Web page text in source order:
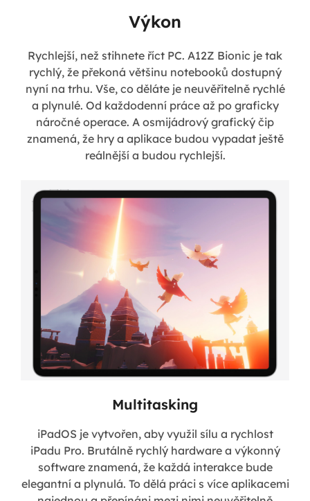
Výkon
Rychlejší, než stihnete říct PC. A12Z Bionic je tak
rychlý, že překoná většinu notebooků dostupný
nyní na trhu. Vše, co děláte je neuvěřitelně rychlé
a plynulé. Od každodenní práce až po graficky
náročné operace. A osmijádrový grafický čip
znamená, že hry a aplikace budou vypadat ještě
reálnější a budou rychlejší.
Multitasking
iPadOS je vytvořen, aby využil sílu a rychlost
iPadu Pro. Brutálně rychlý hardware a výkonný
software znamená, že každá interakce bude
elegantní a plynulá. To dělá práci s více aplikacemi